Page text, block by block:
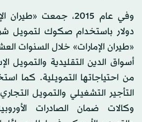
دولار باستخدام صكوك لتمويل
«طيران الإمارات» خلال السنوات
من احتياجاتها التمويلية. كما
التأجير التشغيلي والتمويل
وكالات ضمان الصادرات